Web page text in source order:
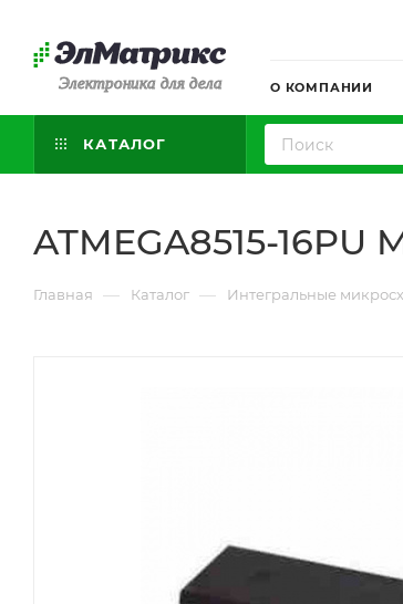
Электроника для дела О КОМПАНИИ
КАТАЛОГ
ATMEGA8515-
Главная — Каталог — Интегральные